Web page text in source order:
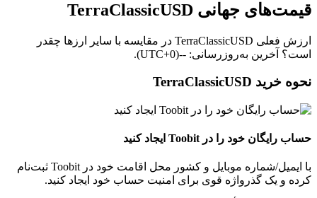
قیمت‌های جهانی TerraClassicUSD
ارزش فعلی TerraClassicUSD در مقایسه با سایر ارزها چقدر
است؟ آخرین به‌روزرسانی: --(UTC+0).
نحوه خرید TerraClassicUSD
حساب رایگان خود را در Toobit ایجاد کنید
با ایمیل/شماره موبایل و کشور محل اقامت خود در Toobit ثبت‌نام
کرده و یک گذرواژه قوی برای امنیت حساب خود ایجاد کنید.